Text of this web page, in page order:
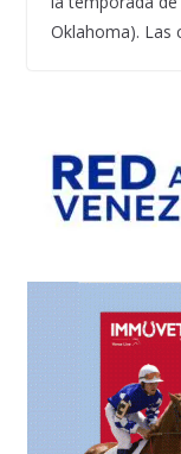
Oklahoma). Las